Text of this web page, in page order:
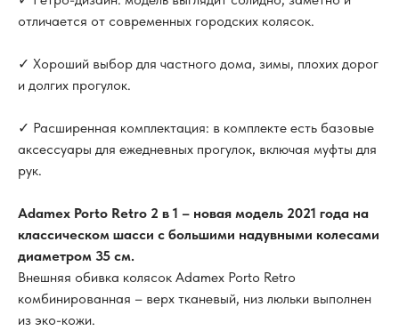
отличается от современных городских колясок.
✓ Хороший выбор для частного дома, зимы, плохих дорог
и долгих прогулок.
✓ Расширенная комплектация: в комплекте есть базовые
аксессуары для ежедневных прогулок, включая муфты для
рук.
Adamex Porto Retro 2 в 1 – новая модель 2021 года на
классическом шасси с большими надувными колесами
диаметром 35 см.
Внешняя обивка колясок Adamex Porto Retro
комбинированная – верх тканевый, низ люльки выполнен
из эко-кожи.